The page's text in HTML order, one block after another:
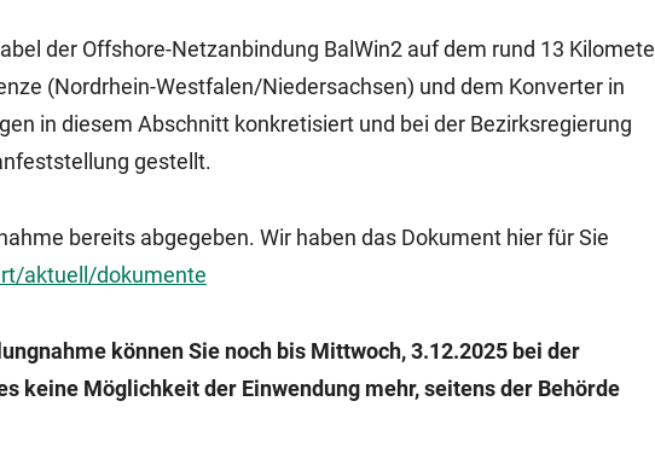
der Offshore-Netzanbindung BalWin2 auf dem rund 13
(Nordrhein-Westfalen/Niedersachsen) und dem Konverter in
in diesem Abschnitt konkretisiert und bei der Bezirksregierung
gestellt.
bereits abgegeben. Wir haben das Dokument hier für Sie
aktuell/dokumente
können Sie noch bis Mittwoch, 3.12.2025 bei der
keine Möglichkeit der Einwendung mehr, seitens der Behörde